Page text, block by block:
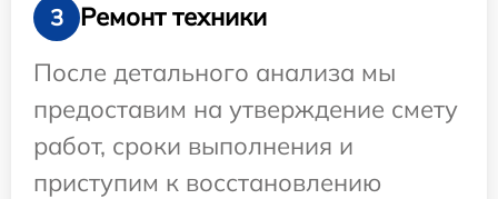
3
Ремонт техники
После детального анализа мы
предоставим на утверждение смету
работ, сроки выполнения и
приступим к восстановлению